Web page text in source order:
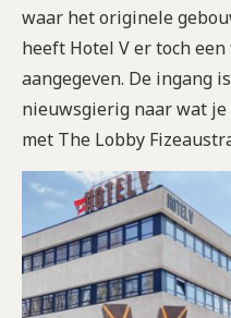
waar het originele
heeft Hotel V er toch
aangegeven. De ingang
nieuwsgierig naar wat
met The Lobby